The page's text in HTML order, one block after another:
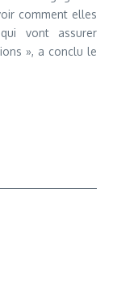
comment elles
vont assurer
», a conclu le